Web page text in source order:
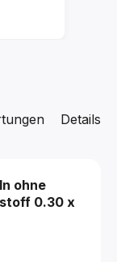
Details
ohne
0.30 x